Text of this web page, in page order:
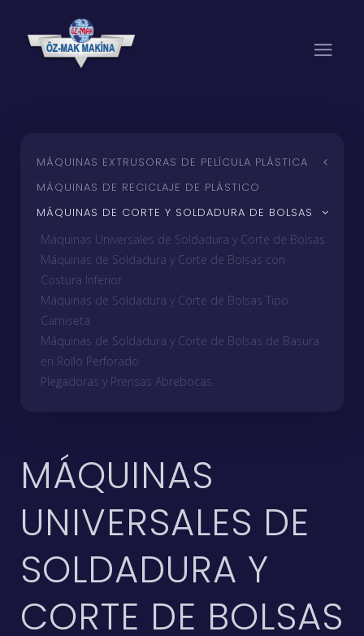
MÁQUINAS
UNIVERSALES DE
SOLDADURA Y
CORTE DE BOLSAS
MÁQUINAS EXTRUSORAS DE PELÍCULA PLÁSTICA
MÁQUINAS DE RECICLAJE DE PLÁSTICO
MÁQUINAS DE CORTE Y SOLDADURA DE BOLSAS
Máquinas Universales de Soldadura y Corte de Bolsas
Máquinas de Soldadura y Corte de Bolsas con
Costura Inferior
Máquinas de Soldadura y Corte de Bolsas Tipo
Camiseta
Máquinas de Soldadura y Corte de Bolsas de Basura
en Rollo Perforado
Plegadoras y Prensas Abrebocas